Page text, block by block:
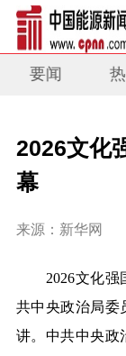
要闻
2026文化
幕
来源：新华网
2026文化强国
共中央政治局委
讲。中共中央政